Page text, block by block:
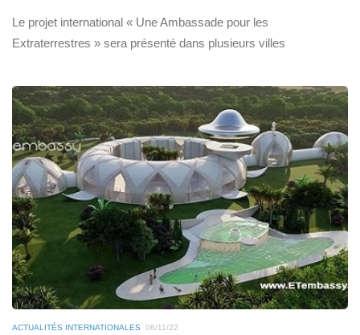
Le projet international « Une Ambassade pour les
Extraterrestres » sera présenté dans plusieurs villes
ACTUALITÉS INTERNATIONALES 06/11/22